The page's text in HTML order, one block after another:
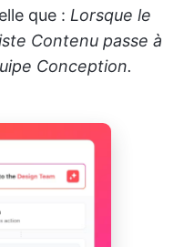
que : Lorsque le
Contenu passe à
Conception.